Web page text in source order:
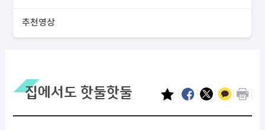
추천영상
집에서도 핫둘핫둘